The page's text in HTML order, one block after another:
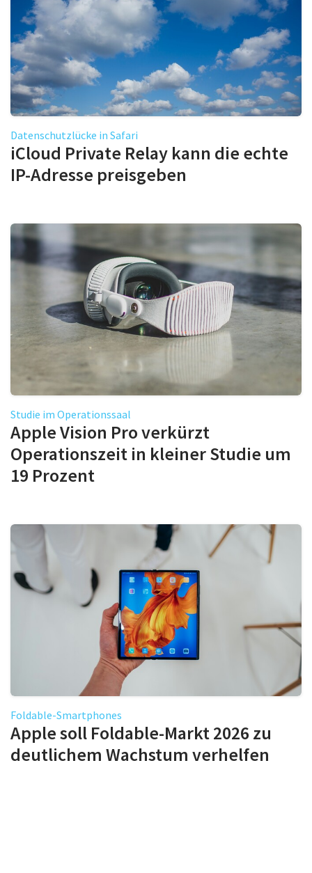
Datenschutzlücke in Safari
iCloud Private Relay kann die echte
IP-Adresse preisgeben
Studie im Operationssaal
Apple Vision Pro verkürzt
Operationszeit in kleiner Studie um
19 Prozent
Foldable-Smartphones
Apple soll Foldable-Markt 2026 zu
deutlichem Wachstum verhelfen